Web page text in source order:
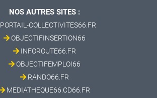
NOS AUTRES SITES :
PORTAIL-COLLECTIVITES66.FR
OBJECTIFINSERTION66
INFOROUTE66.FR
OBJECTIFEMPLOI66
RANDO66.FR
MEDIATHEQUE66.CD66.FR